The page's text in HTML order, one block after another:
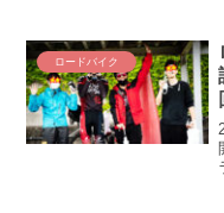
ロードバイク